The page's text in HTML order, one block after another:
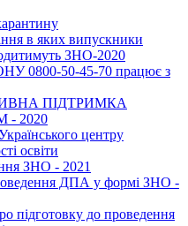
в яких випускники
ЗНО-2020
0800-50-45-70 працює з
ПІДТРИМКА
2020
центру
освіти
ЗНО - 2021
ДПА у формі ЗНО -
підготовку до проведення